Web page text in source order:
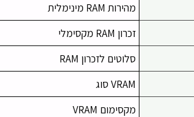
מהירות RAM מינימלית
זכרון RAM מקסימלי
סלוטים לזכרון RAM
VRAM סוג
מקסימום VRAM